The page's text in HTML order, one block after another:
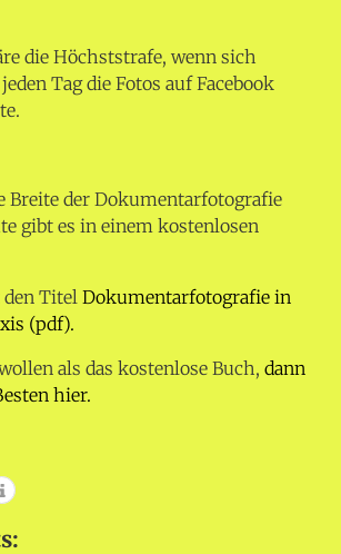
die Höchststrafe, wenn sich
Tag die Fotos auf Facebook
Breite der Dokumentarfotografie
gibt es in einem kostenlosen
den Titel Dokumentarfotografie in
(pdf).
als das kostenlose Buch, dann
hier.